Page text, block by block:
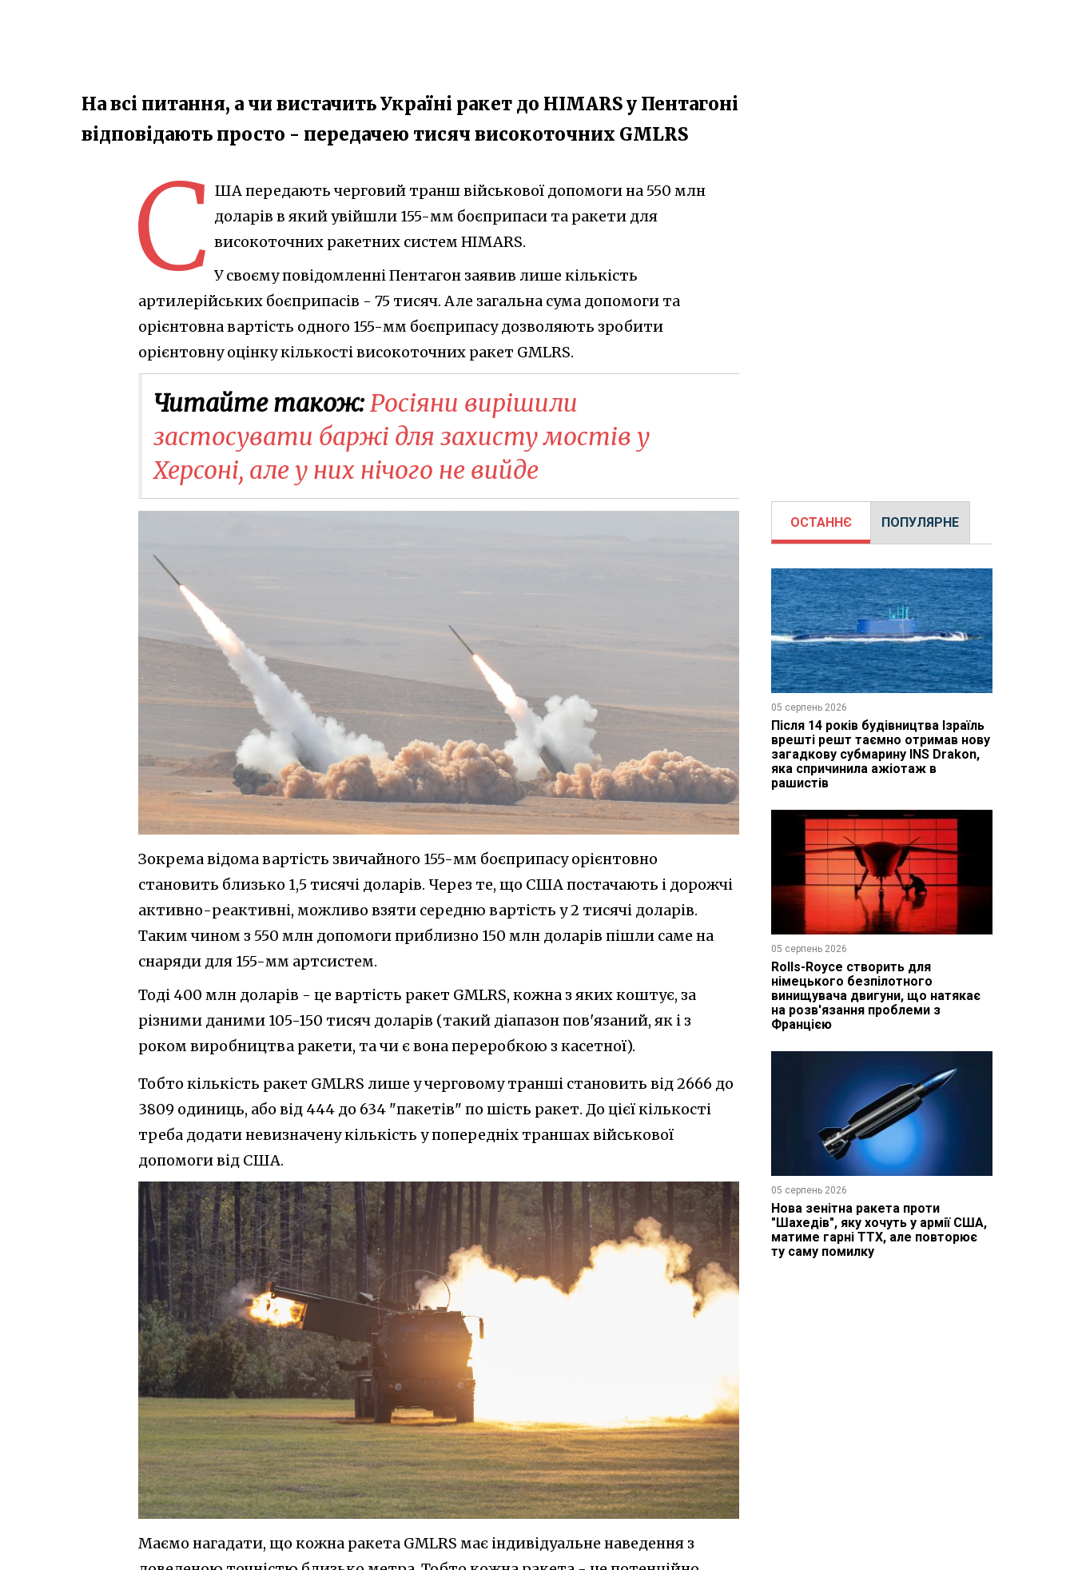
На всі питання, а чи вистачить Україні ракет до HIMARS у Пентагоні
відповідають просто - передачею тисяч високоточних GMLRS
С ША передають черговий транш військової допомоги на 550 млн
доларів в який увійшли 155-мм боєприпаси та ракети для
високоточних ракетних систем HIMARS.
У своєму повідомленні Пентагон заявив лише кількість
артилерійських боєприпасів - 75 тисяч. Але загальна сума допомоги та
орієнтовна вартість одного 155-мм боєприпасу дозволяють зробити
орієнтовну оцінку кількості високоточних ракет GMLRS.
Читайте також:Росіяни вирішили
застосувати баржі для захисту мостів у
Херсоні, але у них нічого не вийде
Зокрема відома вартість звичайного 155-мм боєприпасу орієнтовно
становить близько 1,5 тисячі доларів. Через те, що США постачають і дорожчі
активно-реактивні, можливо взяти середню вартість у 2 тисячі доларів.
Таким чином з 550 млн допомоги приблизно 150 млн доларів пішли саме на
снаряди для 155-мм артсистем.
Тоді 400 млн доларів - це вартість ракет GMLRS, кожна з яких коштує, за
різними даними 105-150 тисяч доларів (такий діапазон пов'язаний, як і з
роком виробництва ракети, та чи є вона переробкою з касетної).
Тобто кількість ракет GMLRS лише у черговому транші становить від 2666 до
3809 одиниць, або від 444 до 634 "пакетів" по шість ракет. До цієї кількості
треба додати невизначену кількість у попередніх траншах військової
допомоги від США.
Маємо нагадати, що кожна ракета GMLRS має індивідуальне наведення з
ОСТАННЄ ПОПУЛЯРНЕ
05 серпень 2026
Після 14 років будівництва Ізраїль
врешті решт таємно отримав нову
загадкову субмарину INS Drakon,
яка спричинила ажіотаж в
рашистів
05 серпень 2026
Rolls-Royce створить для
німецького безпілотного
винищувача двигуни, що натякає
на розв'язання проблеми з
Францією
05 серпень 2026
Нова зенітна ракета проти
"Шахедів", яку хочуть у армії США,
матиме гарні ТТХ, але повторює
ту саму помилку